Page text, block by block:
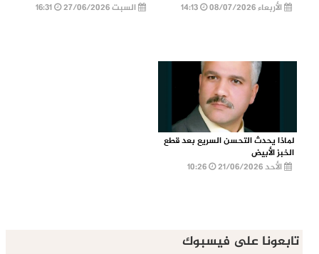
الأربعاء 08/07/2026
السبت 27/06/2026
16:31
لماذا يحدث التحسن السريع بعد قطع
الخبز الأبيض
الأحد 21/06/2026
تابعونا على فيسبوك